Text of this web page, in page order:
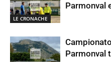
LE CRONACHE
Parmonval
Parmonval